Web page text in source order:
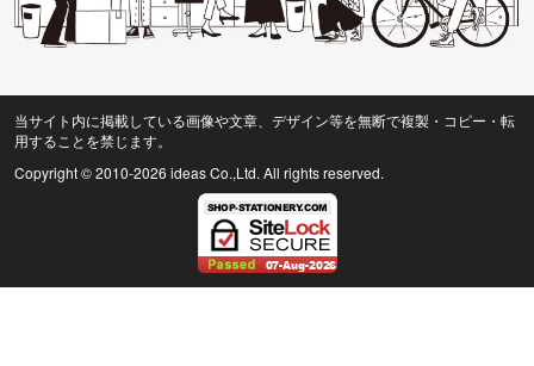
当サイト内に掲載している画像や文章、デザイン等を無断で複製・コピー・転
用することを禁じます。
Copyright © 2010-2026 ideas Co.,Ltd. All rights reserved.